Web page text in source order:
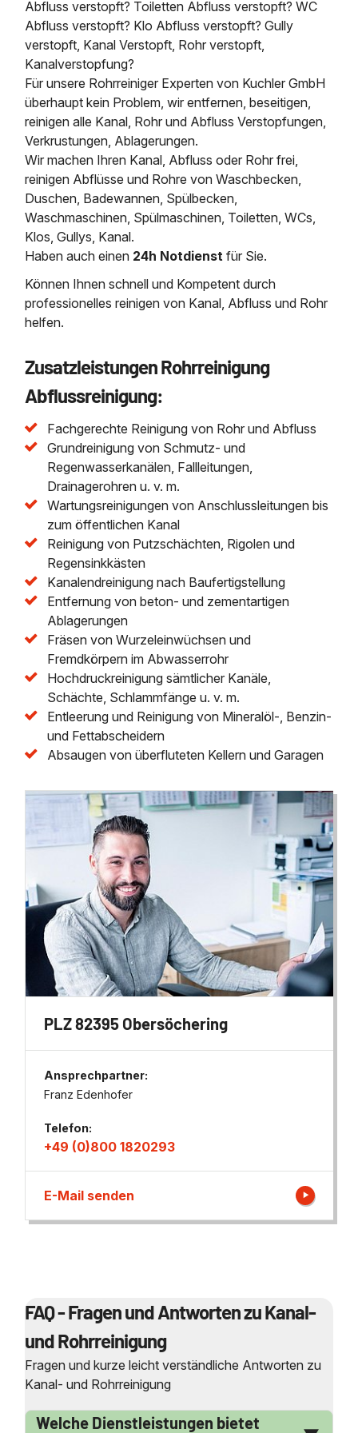
Abfluss verstopft? Toiletten Abfluss verstopft? WC
Abfluss verstopft? Klo Abfluss verstopft? Gully
verstopft, Kanal Verstopft, Rohr verstopft,
Kanalverstopfung?
Für unsere Rohrreiniger Experten von Kuchler GmbH
überhaupt kein Problem, wir entfernen, beseitigen,
reinigen alle Kanal, Rohr und Abfluss Verstopfungen,
Verkrustungen, Ablagerungen.
Wir machen Ihren Kanal, Abfluss oder Rohr frei,
reinigen Abflüsse und Rohre von Waschbecken,
Duschen, Badewannen, Spülbecken,
Waschmaschinen, Spülmaschinen, Toiletten, WCs,
Klos, Gullys, Kanal.
Haben auch einen 24h Notdienst für Sie.
Können Ihnen schnell und Kompetent durch
professionelles reinigen von Kanal, Abfluss und Rohr
helfen.
Zusatzleistungen Rohrreinigung
Abflussreinigung:
Fachgerechte Reinigung von Rohr und Abfluss
Grundreinigung von Schmutz- und
Regenwasserkanälen, Fallleitungen,
Drainagerohren u. v. m.
Wartungsreinigungen von Anschlussleitungen bis
zum öffentlichen Kanal
Reinigung von Putzschächten, Rigolen und
Regensinkkästen
Kanalendreinigung nach Baufertigstellung
Entfernung von beton- und zementartigen
Ablagerungen
Fräsen von Wurzeleinwüchsen und
Fremdkörpern im Abwasserrohr
Hochdruckreinigung sämtlicher Kanäle,
Schächte, Schlammfänge u. v. m.
Entleerung und Reinigung von Mineralöl-, Benzin-
und Fettabscheidern
Absaugen von überfluteten Kellern und Garagen
PLZ 82395 Obersöchering
Ansprechpartner:
Franz Edenhofer
Telefon:
+49 (0)800 1820293
E-Mail senden
FAQ - Fragen und Antworten zu Kanal-
und Rohrreinigung
Fragen und kurze leicht verständliche Antworten zu
Kanal- und Rohrreinigung
Welche Dienstleistungen bietet